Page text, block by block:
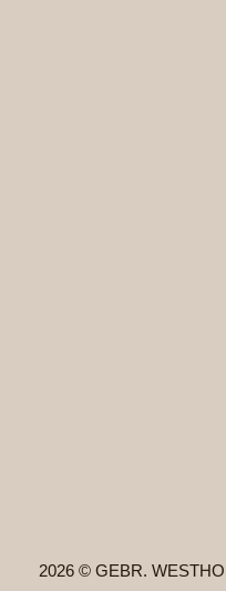
2026 © GEBR.